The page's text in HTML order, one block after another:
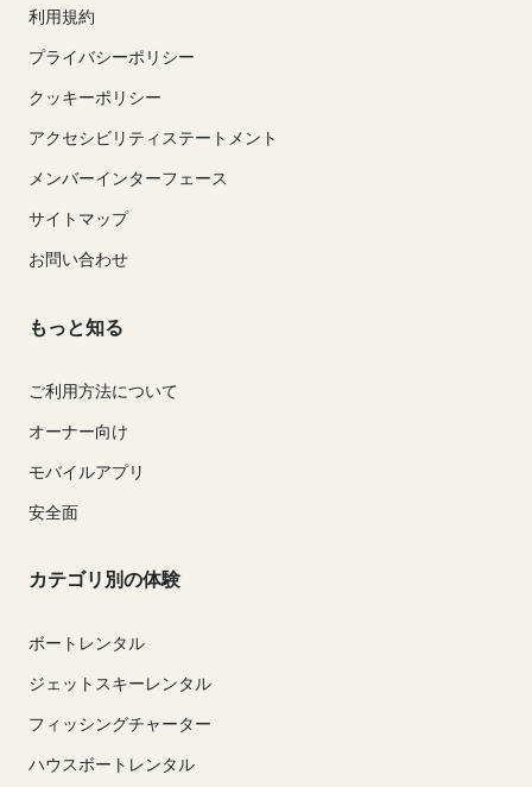
利用規約
プライバシーポリシー
クッキーポリシー
アクセシビリティステートメント
メンバーインターフェース
サイトマップ
お問い合わせ
もっと知る
ご利用方法について
オーナー向け
モバイルアプリ
安全面
カテゴリ別の体験
ボートレンタル
ジェットスキーレンタル
フィッシングチャーター
ハウスボートレンタル